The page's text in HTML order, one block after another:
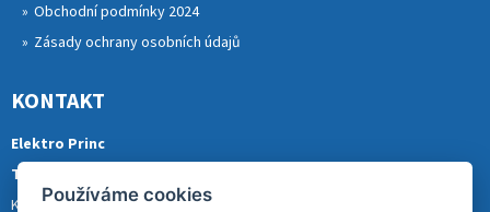
Obchodní podmínky 2024
Zásady ochrany osobních údajů
KONTAKT
Elektro Princ
Tomáš Princ
Krkonošská 290, 46841 TANVALD
Používáme cookies